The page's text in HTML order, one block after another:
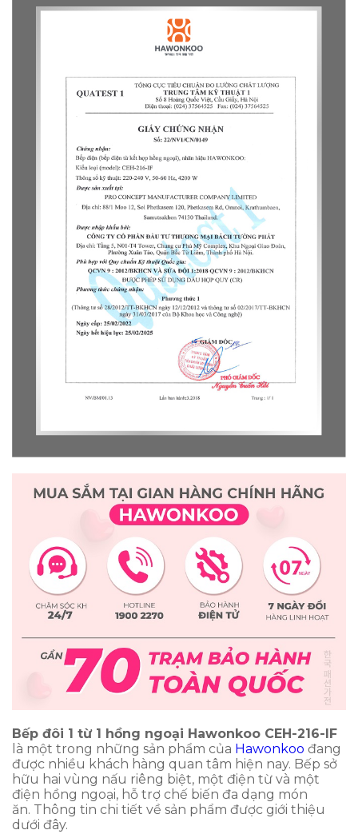
Bếp đôi 1 từ 1 hồng ngoại Hawonkoo CEH-216-IF
là một trong những sản phẩm của Hawonkoo đang
được nhiều khách hàng quan tâm hiện nay. Bếp sở
hữu hai vùng nấu riêng biệt, một điện từ và một
điện hồng ngoại, hỗ trợ chế biến đa dạng món
ăn. Thông tin chi tiết về sản phẩm được giới thiệu
dưới đây.